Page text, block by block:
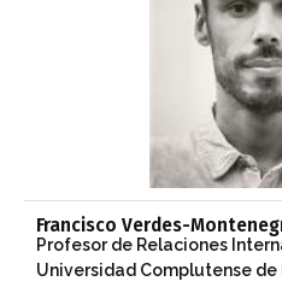
Francisco Verdes-
Profesor de Relaciones
Universidad Complutense de